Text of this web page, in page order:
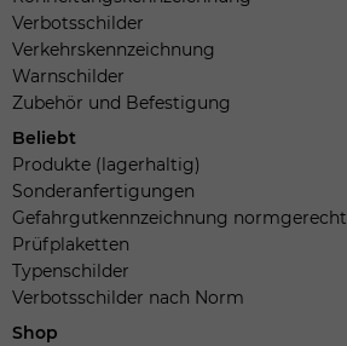
Verbotsschilder
Verkehrskennzeichnung
Warnschilder
Zubehör und Befestigung
Beliebt
Produkte (lagerhaltig)
Sonderanfertigungen
Gefahrgutkennzeichnung normgerecht
Prüfplaketten
Typenschilder
Verbotsschilder nach Norm
Shop